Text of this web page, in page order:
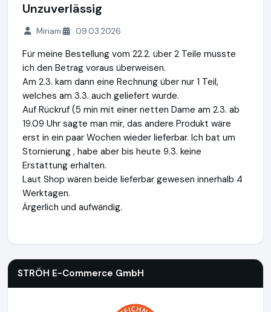
Unzuverlässig
Miriam 09.03.2026
Für meine Bestellung vom 22.2. über 2 Teile musste
ich den Betrag voraus überweisen.
Am 2.3. kam dann eine Rechnung über nur 1 Teil,
welches am 3.3. auch geliefert wurde.
Auf Rückruf (5 min mit einer netten Dame am 2.3. ab
19.09 Uhr sagte man mir, das andere Produkt wäre
erst in ein paar Wochen wieder lieferbar. Ich bat um
Stornierung , habe aber bis heute 9.3. keine
Erstattung erhalten.
Laut Shop wären beide lieferbar gewesen innerhalb 4
Werktagen.
Ärgerlich und aufwändig.
STRÖH E-Commerce GmbH